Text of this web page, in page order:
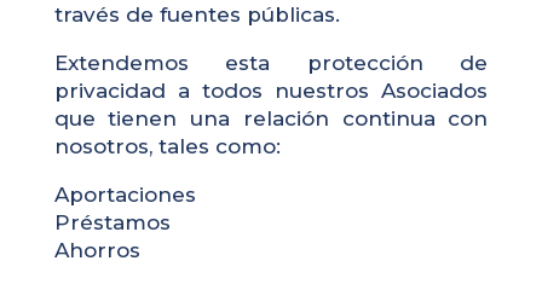
través de fuentes públicas.
Extendemos esta protección de
privacidad a todos nuestros Asociados
que tienen una relación continua con
nosotros, tales como:
Aportaciones
Préstamos
Ahorros